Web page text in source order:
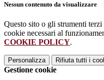
Nessun contenuto da visualizzare
Questo sito o gli strumenti
cookie necessari al
COOKIE POLICY.
Personalizza Rifiuta tutti i
Gestione cookie